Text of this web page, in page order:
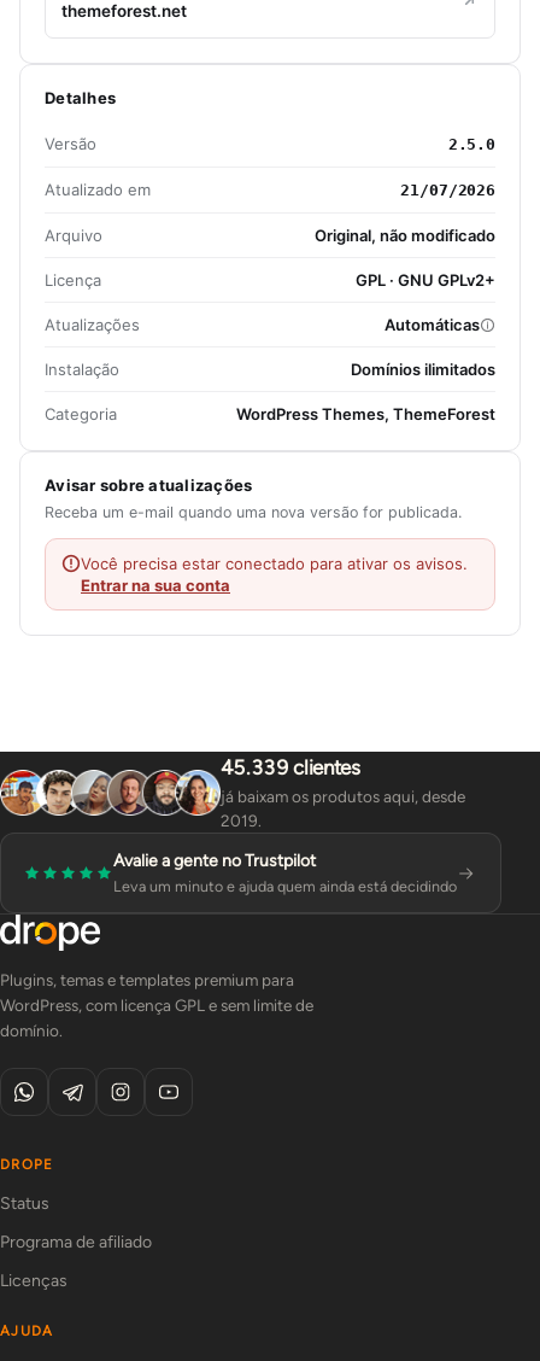
themeforest.net
Detalhes
Versão 2.5.0
Atualizado em 21/07/2026
Arquivo Original, não modificado
Licença GPL · GNU GPLv2+
Atualizações Automáticas
Instalação Domínios ilimitados
Categoria WordPress Themes, ThemeForest
Avisar sobre atualizações
Receba um e-mail quando uma nova versão for publicada.
Você precisa estar conectado para ativar os avisos.
Entrar na sua conta
45.339 clientes
já baixam os produtos aqui, desde
2019.
Avalie a gente no Trustpilot
Leva um minuto e ajuda quem ainda está decidindo
Plugins, temas e templates premium para
WordPress, com licença GPL e sem limite de
domínio.
DROPE
Status
Programa de afiliado
Licenças
AJUDA